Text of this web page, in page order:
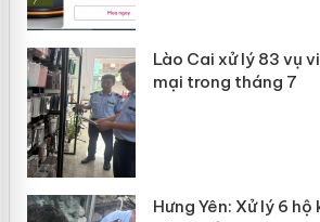
Lào Cai xử lý 83 vụ
mại trong tháng 7
Hưng Yên: Xử lý 6